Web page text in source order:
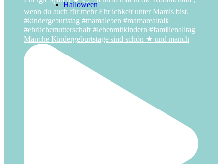
Halloween
Manche Kindergeburtstage sind schön ★ und manch